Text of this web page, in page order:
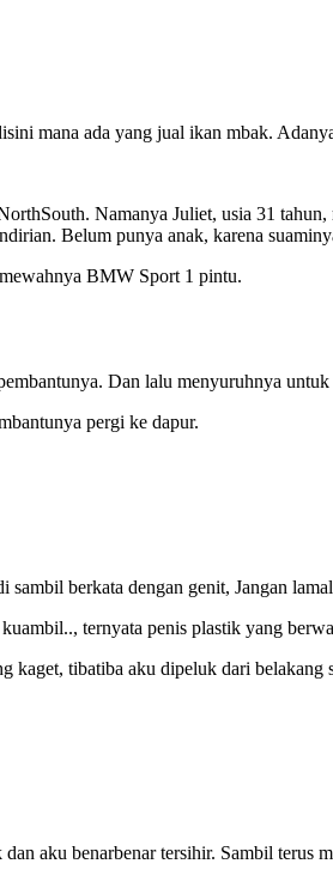
mana ada yang jual ikan mbak.
Namanya Juliet, usia 31
Belum punya anak, karena
BMW Sport 1 pintu.
Dan lalu menyuruhnya
pergi ke dapur.
berkata dengan genit, Jangan
ternyata penis plastik yang
tibatiba aku dipeluk dari
aku benarbenar tersihir. Sambil terus